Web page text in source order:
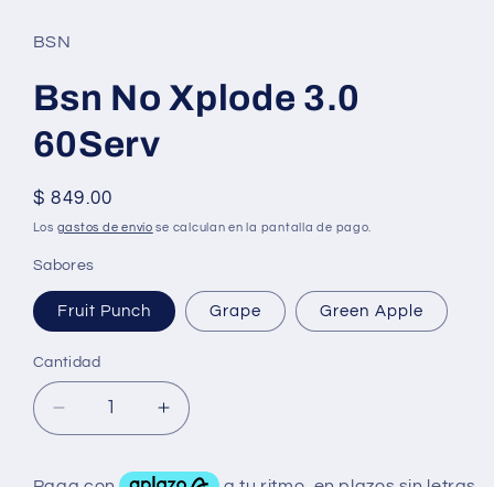
ventana
modal
BSN
Bsn No Xplode 3.0
60Serv
Precio
habitual
$ 849.00
Los gastos de envío se calculan en la pantalla de pago.
Sabores
Fruit Punch Grape Green Apple
Cantidad
Reducir
cantidad
Aumentar
cantidad
para